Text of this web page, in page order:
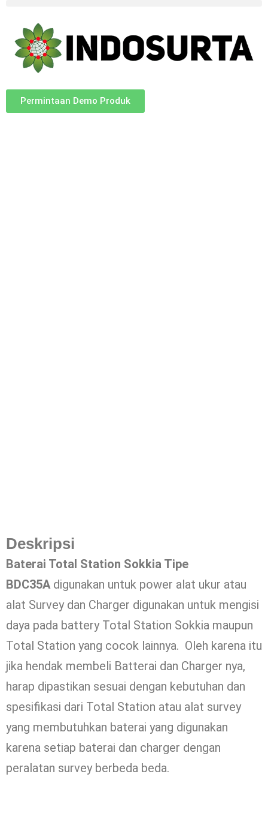
Permintaan Demo Produk
Deskripsi
Baterai Total Station Sokkia Tipe
BDC35Adigunakan untuk power alat ukur atau
alat Survey dan Charger digunakan untuk mengisi
daya pada battery Total Station Sokkia maupun
Total Station yang cocok lainnya. Oleh karena itu
jika hendak membeli Batterai dan Charger nya,
harap dipastikan sesuai dengan kebutuhan dan
spesifikasi dari Total Station atau alat survey
yang membutuhkan baterai yang digunakan
karena setiap baterai dan charger dengan
peralatan survey berbeda beda.